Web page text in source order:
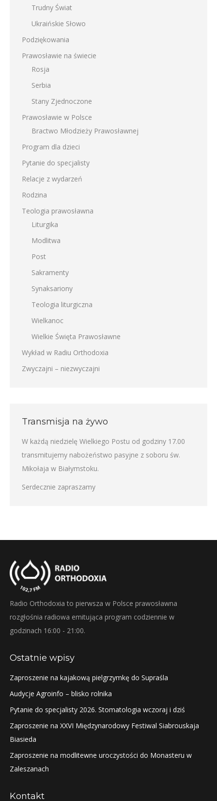
Trudny Świat
Ukraińskie Słowo
Podziękowania
Prawosławie na świecie
Rosja
Serbia
Stany Zjednoczone
Prawosławie w Polsce
Bractwo Młodzieży Prawosławnej
Program dla dzieci
Pytanie do specjalisty
Relacje z wydarzeń
Rodzina
Teologia prawosławna
Liturgika
Modlitwa
Post
Sakramenty
Synaksariony
Teologia liturgiczna
Wielkanoc
Wielkie Święta Prawosławne
Wykład w Radiu Orthodoxia
Zwyczajni – niezwyczajni
Transmisja na żywo
W każdą niedzielę Wielkiego Postu od godziny 17.00
transmitujemy nabożeństwo pasyjne z soboru św.
Mikołaja w Białymstoku.
Serdecznie zapraszamy
Radio Orthodoxia to pierwsza w Polsce prawosławna
rozgłośnia radiowa emitująca program codziennie w
godzinach 16:00 - 21:00.
Ostatnie wpisy
Zaproszenie na kajakową pielgrzymkę do Supraśla
Audycje Agroinfo – blisko rolnika
Pytanie do specjalisty 2026. Stomatologia wczoraj i dziś
Zaproszenie na XXVI Międzynarodowy Festiwal Siabrouskaja
Biasieda
Zaproszenie na modlitewne uroczystości do Monasteru w
Zaleszanach
Kontakt